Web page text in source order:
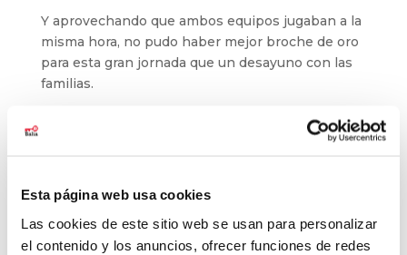
Esta página web usa cookies
Las cookies de este sitio web se usan para personalizar
el contenido y los anuncios, ofrecer funciones de redes
Y aprovechando que ambos equipos jugaban a la
misma hora, no pudo haber mejor broche de oro
para esta gran jornada que un desayuno con las
familias.
Javier Redondo, Coordinador de Jóvenes
Latina